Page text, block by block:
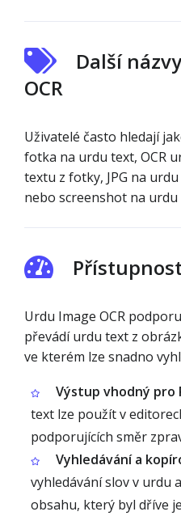
Další
OCR
Uživatelé často hledají
fotka na urdu text, OCR
textu z fotky, JPG na
nebo screenshot na urdu
Urdu Image OCR
převádí urdu text z
ve kterém lze snadno
Výstup vhodný pro
text lze použít v
podporujících směr
Vyhledávání a
vyhledávání slov v urdu
obsahu, který byl dříve